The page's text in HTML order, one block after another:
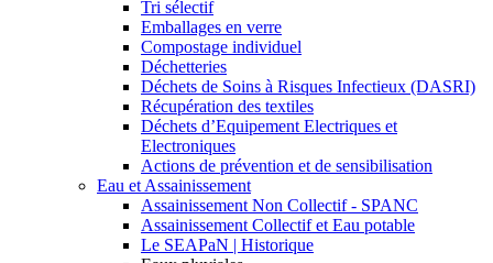
Tri sélectif
Emballages en verre
Compostage individuel
Déchetteries
Déchets de Soins à Risques Infectieux (DASRI)
Récupération des textiles
Déchets d’Equipement Electriques et
Electroniques
Actions de prévention et de sensibilisation
Eau et Assainissement
Assainissement Non Collectif - SPANC
Assainissement Collectif et Eau potable
Le SEAPaN | Historique